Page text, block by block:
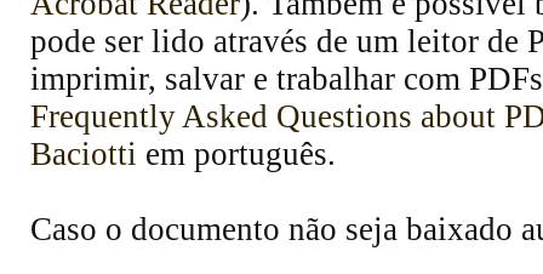
pode ser lido através de um leitor de
imprimir, salvar e trabalhar com
Frequently Asked Questions about
Baciotti em português.
Caso o documento não seja baixado